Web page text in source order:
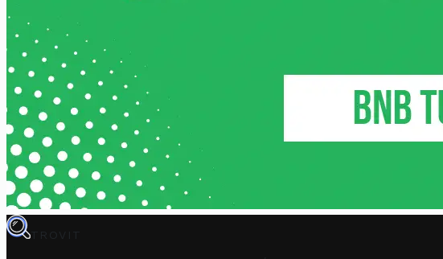
TROVIT